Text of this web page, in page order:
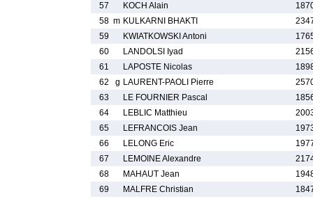
57
KOCH Alain
58 m KULKARNI BHAKTI
59
KWIATKOWSKI Antoni
60
LANDOLSI Iyad
61
LAPOSTE Nicolas
62
g LAURENT-PAOLI Pierre
63
LE FOURNIER Pascal
64
LEBLIC Matthieu
65
LEFRANCOIS Jean
66
LELONG Eric
67
LEMOINE Alexandre
68
MAHAUT Jean
69
MALFRE Christian